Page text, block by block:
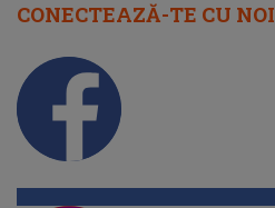
CONECTEAZĂ-TE CU NOI